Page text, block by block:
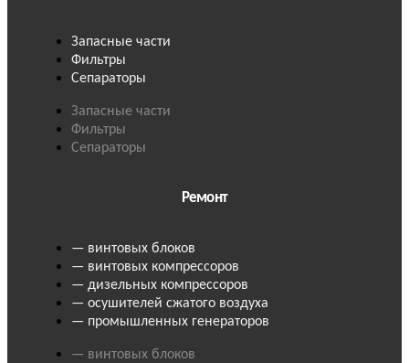
Запасные части
Фильтры
Сепараторы
Запасные части
Фильтры
Сепараторы
Ремонт
— винтовых блоков
— винтовых компрессоров
— дизельных компрессоров
— осушителей сжатого воздуха
— промышленных генераторов
— винтовых блоков